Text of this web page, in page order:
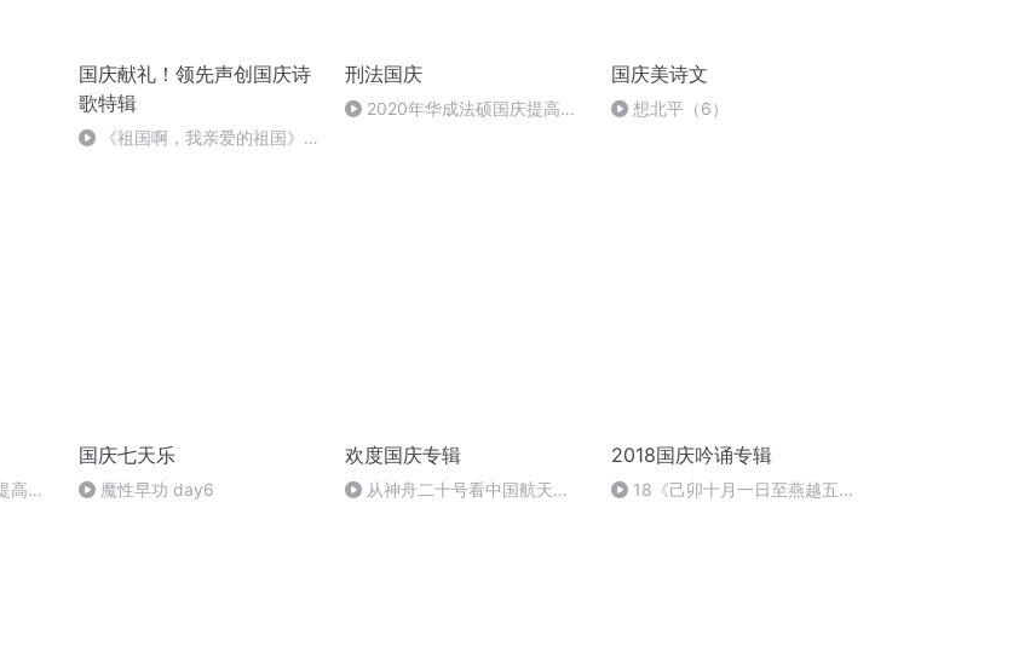
国庆献礼！领先声创国庆诗
歌特辑
《祖国啊，我亲爱的祖国》温
刑法国庆
2020年华成法硕国庆提高班
国庆美诗文
想北平（6）
高班
国庆七天乐
魔性早功 day6
欢度国庆专辑
从神舟二十号看中国航天
2018国庆吟诵专辑
18《己卯十月一日至燕越五